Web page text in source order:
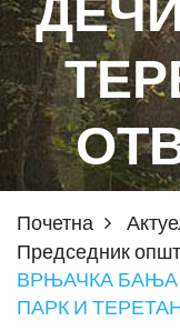
Почетна
Председник
ВРЊАЧКА
ПАРК И